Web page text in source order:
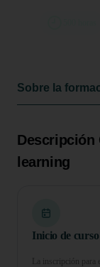
Sobre la
Descripción
learning
Inicio de curso
La inscripción para